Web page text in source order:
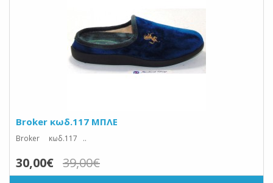
Broker κωδ.117 ΜΠΛΕ
Broker κωδ.117 ..
30,00€ 39,00€